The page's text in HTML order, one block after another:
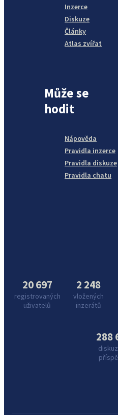
Inzerce
Diskuze
Články
Atlas zvířat
Může se
hodit
Nápověda
Pravidla inzerce
Pravidla diskuze
Pravidla chatu
20 697
registrovaných
uživatelů
2 248
vložených
inzerátů
288